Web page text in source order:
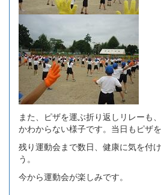
また、ピザを運ぶ折り返しリレーも
かわからない様子です。当日もピザ
残り運動会まで数日、健康に気を付
う。
今から運動会が楽しみです。